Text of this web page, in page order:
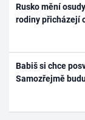
Rusko mění
rodiny přicházejí
Babiš si chce
Samozřejmě